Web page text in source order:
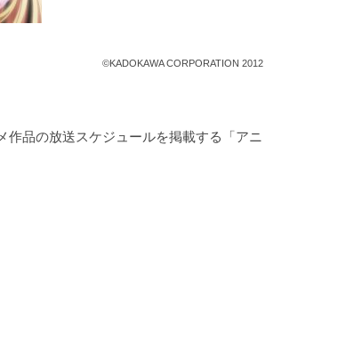
©KADOKAWA CORPORATION 2012
作品の放送スケジュールを掲載する「アニ